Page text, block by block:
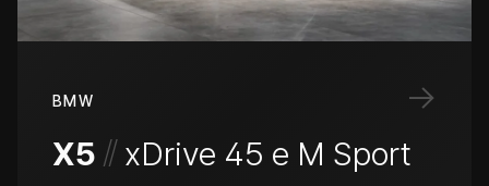
→
BMW
X5 // xDrive 45 e M Sport